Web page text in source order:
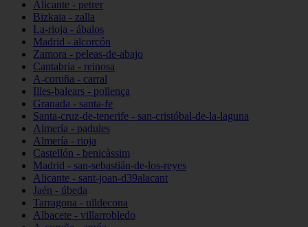
Alicante - petrer
Bizkaia - zalla
La-rioja - ábalos
Madrid - alcorcón
Zamora - peleas-de-abajo
Cantabria - reinosa
A-coruña - carral
Illes-balears - pollença
Granada - santa-fe
Santa-cruz-de-tenerife - san-cristóbal-de-la-laguna
Almería - padules
Almería - rioja
Castellón - benicàssim
Madrid - san-sebastián-de-los-reyes
Alicante - sant-joan-d39alacant
Jaén - úbeda
Tarragona - ulldecona
Albacete - villarrobledo